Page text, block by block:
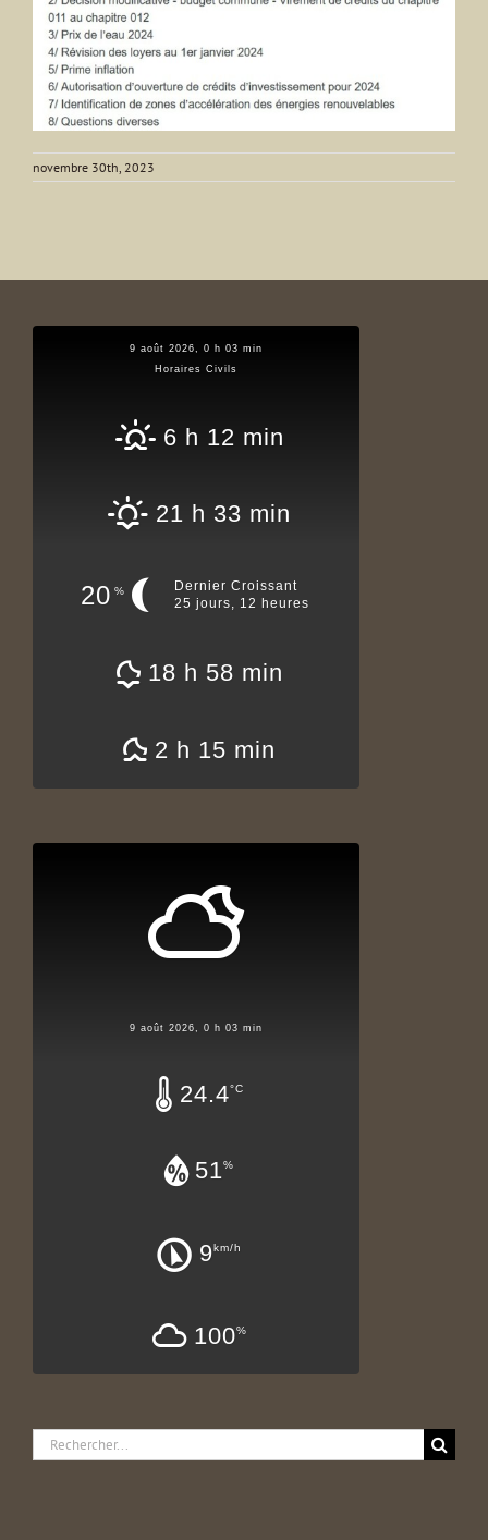
novembre 30th, 2023
9 août 2026, 0 h 03 min
Horaires Civils
6 h 12 min
21 h 33 min
20 %
Dernier Croissant
25 jours, 12 heures
18 h 58 min
2 h 15 min
9 août 2026, 0 h 03 min
24.4°C
51%
9km/h
100%
Rechercher: